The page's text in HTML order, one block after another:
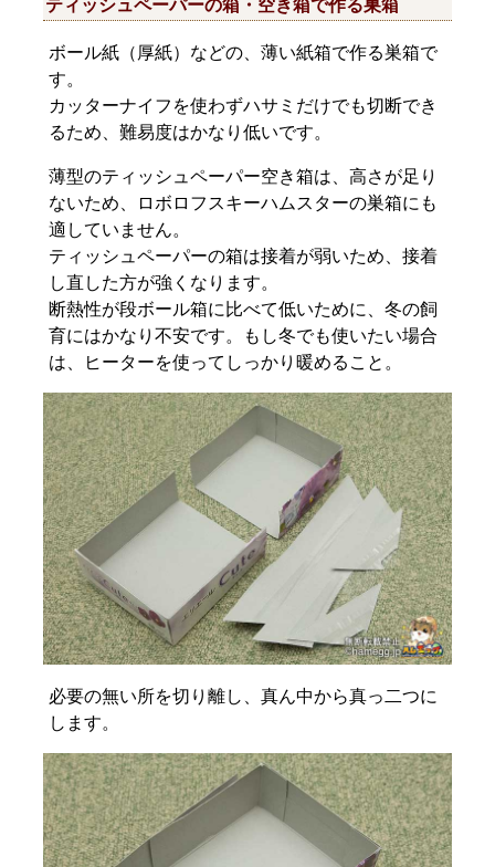
ボール紙（厚紙）などの、薄い紙箱で作る巣箱で
す。
カッターナイフを使わずハサミだけでも切断でき
るため、難易度はかなり低いです。
薄型のティッシュペーパー空き箱は、高さが足り
ないため、ロボロフスキーハムスターの巣箱にも
適していません。
ティッシュペーパーの箱は接着が弱いため、接着
し直した方が強くなります。
断熱性が段ボール箱に比べて低いために、冬の飼
育にはかなり不安です。もし冬でも使いたい場合
は、ヒーターを使ってしっかり暖めること。
必要の無い所を切り離し、真ん中から真っ二つに
します。